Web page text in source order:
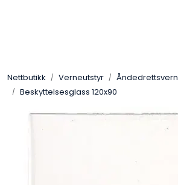
Nettbutikk Verneutstyr
Åndedrettsvern
Beskyttelsesglass 120x90
Pakning
Gassutstyr